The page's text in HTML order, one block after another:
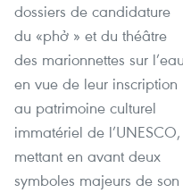
dossiers de candidature
du «phở » et du théâtre
des marionnettes sur l’eau
en vue de leur inscription
au patrimoine culturel
immatériel de l’UNESCO,
mettant en avant deux
symboles majeurs de son